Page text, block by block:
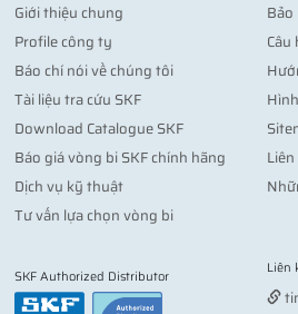
Giới thiệu chung
Profile công ty
Báo chí nói về chúng tôi
Tài liệu tra cứu SKF
Download Catalogue SKF
Báo giá vòng bi SKF chính hãng
Dịch vụ kỹ thuật
Tư vấn lựa chọn vòng bi
SKF Authorized Distributor Liên